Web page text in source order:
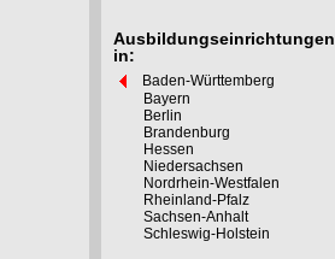
Ausbildungseinrichtungen
in:
Baden-Württemberg
Bayern
Berlin
Brandenburg
Hessen
Niedersachsen
Nordrhein-Westfalen
Rheinland-Pfalz
Sachsen-Anhalt
Schleswig-Holstein